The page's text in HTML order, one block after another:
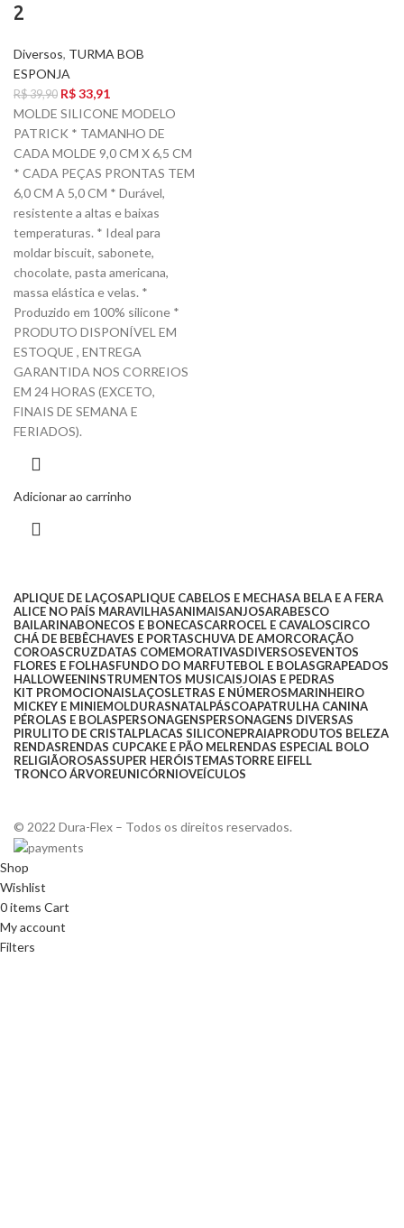
APLIQUE DE LAÇOSAPLIQUE CABELOS E MECHASA BELA E A FERA
ALICE NO PAÍS MARAVILHASANIMAISANJOSARABESCO
BAILARINABONECOS E BONECASCARROCEL E CAVALOSCIRCO
CHÁ DE BEBÊCHAVES E PORTASCHUVA DE AMORCORAÇÃO
COROASCRUZDATAS COMEMORATIVASDIVERSOSEVENTOS
FLORES E FOLHASFUNDO DO MARFUTEBOL E BOLASGRAPEADOS
HALLOWEENINSTRUMENTOS MUSICAISJOIAS E PEDRAS
KIT PROMOCIONAISLAÇOSLETRAS E NÚMEROSMARINHEIRO
MICKEY E MINIEMOLDURASNATALPÁSCOAPATRULHA CANINA
PÉROLAS E BOLASPERSONAGENSPERSONAGENS DIVERSAS
PIRULITO DE CRISTALPLACAS SILICONEPRAIAPRODUTOS BELEZA
RENDASRENDAS CUPCAKE E PÃO MELRENDAS ESPECIAL BOLO
RELIGIÃOROSASSUPER HERÓISTEMASTORRE EIFELL
TRONCO ÁRVOREUNICÓRNIOVEÍCULOS
2
Diversos, TURMA BOB
ESPONJA
R$39,90 R$33,91
MOLDE SILICONE MODELO
PATRICK * TAMANHO DE
CADA MOLDE 9,0 CM X 6,5 CM
* CADA PEÇAS PRONTAS TEM
6,0 CM A 5,0 CM * Durável,
resistente a altas e baixas
temperaturas. * Ideal para
moldar biscuit, sabonete,
chocolate, pasta americana,
massa elástica e velas. *
Produzido em 100% silicone *
PRODUTO DISPONÍVEL EM
ESTOQUE , ENTREGA
GARANTIDA NOS CORREIOS
EM 24 HORAS (EXCETO,
FINAIS DE SEMANA E
FERIADOS).
Adicionar ao carrinho
© 2022 Dura-Flex – Todos os direitos reservados.
Shop
Wishlist
0items Cart
My account
Filters